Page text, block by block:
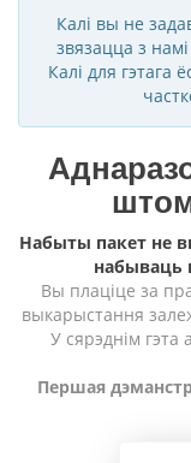
Калі вы не
звязацца з
Калі для
Набыты пакет не
набываць
Вы плаціце за
выкарыстання
У сярэднім гэта
Першая